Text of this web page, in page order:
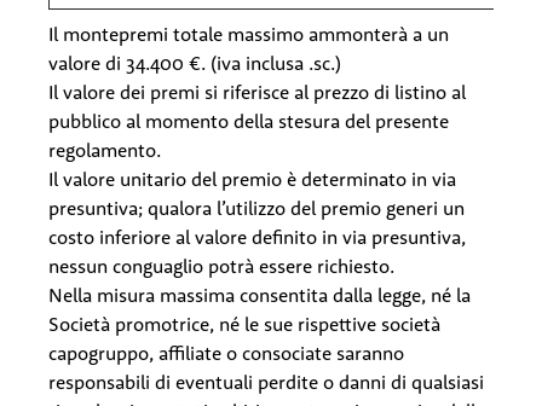
Il montepremi totale massimo ammonterà a un
valore di 34.400 €. (iva inclusa .sc.)
Il valore dei premi si riferisce al prezzo di listino al
pubblico al momento della stesura del presente
regolamento.
Il valore unitario del premio è determinato in via
presuntiva; qualora l’utilizzo del premio generi un
costo inferiore al valore definito in via presuntiva,
nessun conguaglio potrà essere richiesto.
Nella misura massima consentita dalla legge, né la
Società promotrice, né le sue rispettive società
capogruppo, affiliate o consociate saranno
responsabili di eventuali perdite o danni di qualsiasi